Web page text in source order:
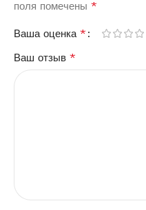
поля помечены *
Ваша оценка *
Ваш отзыв *